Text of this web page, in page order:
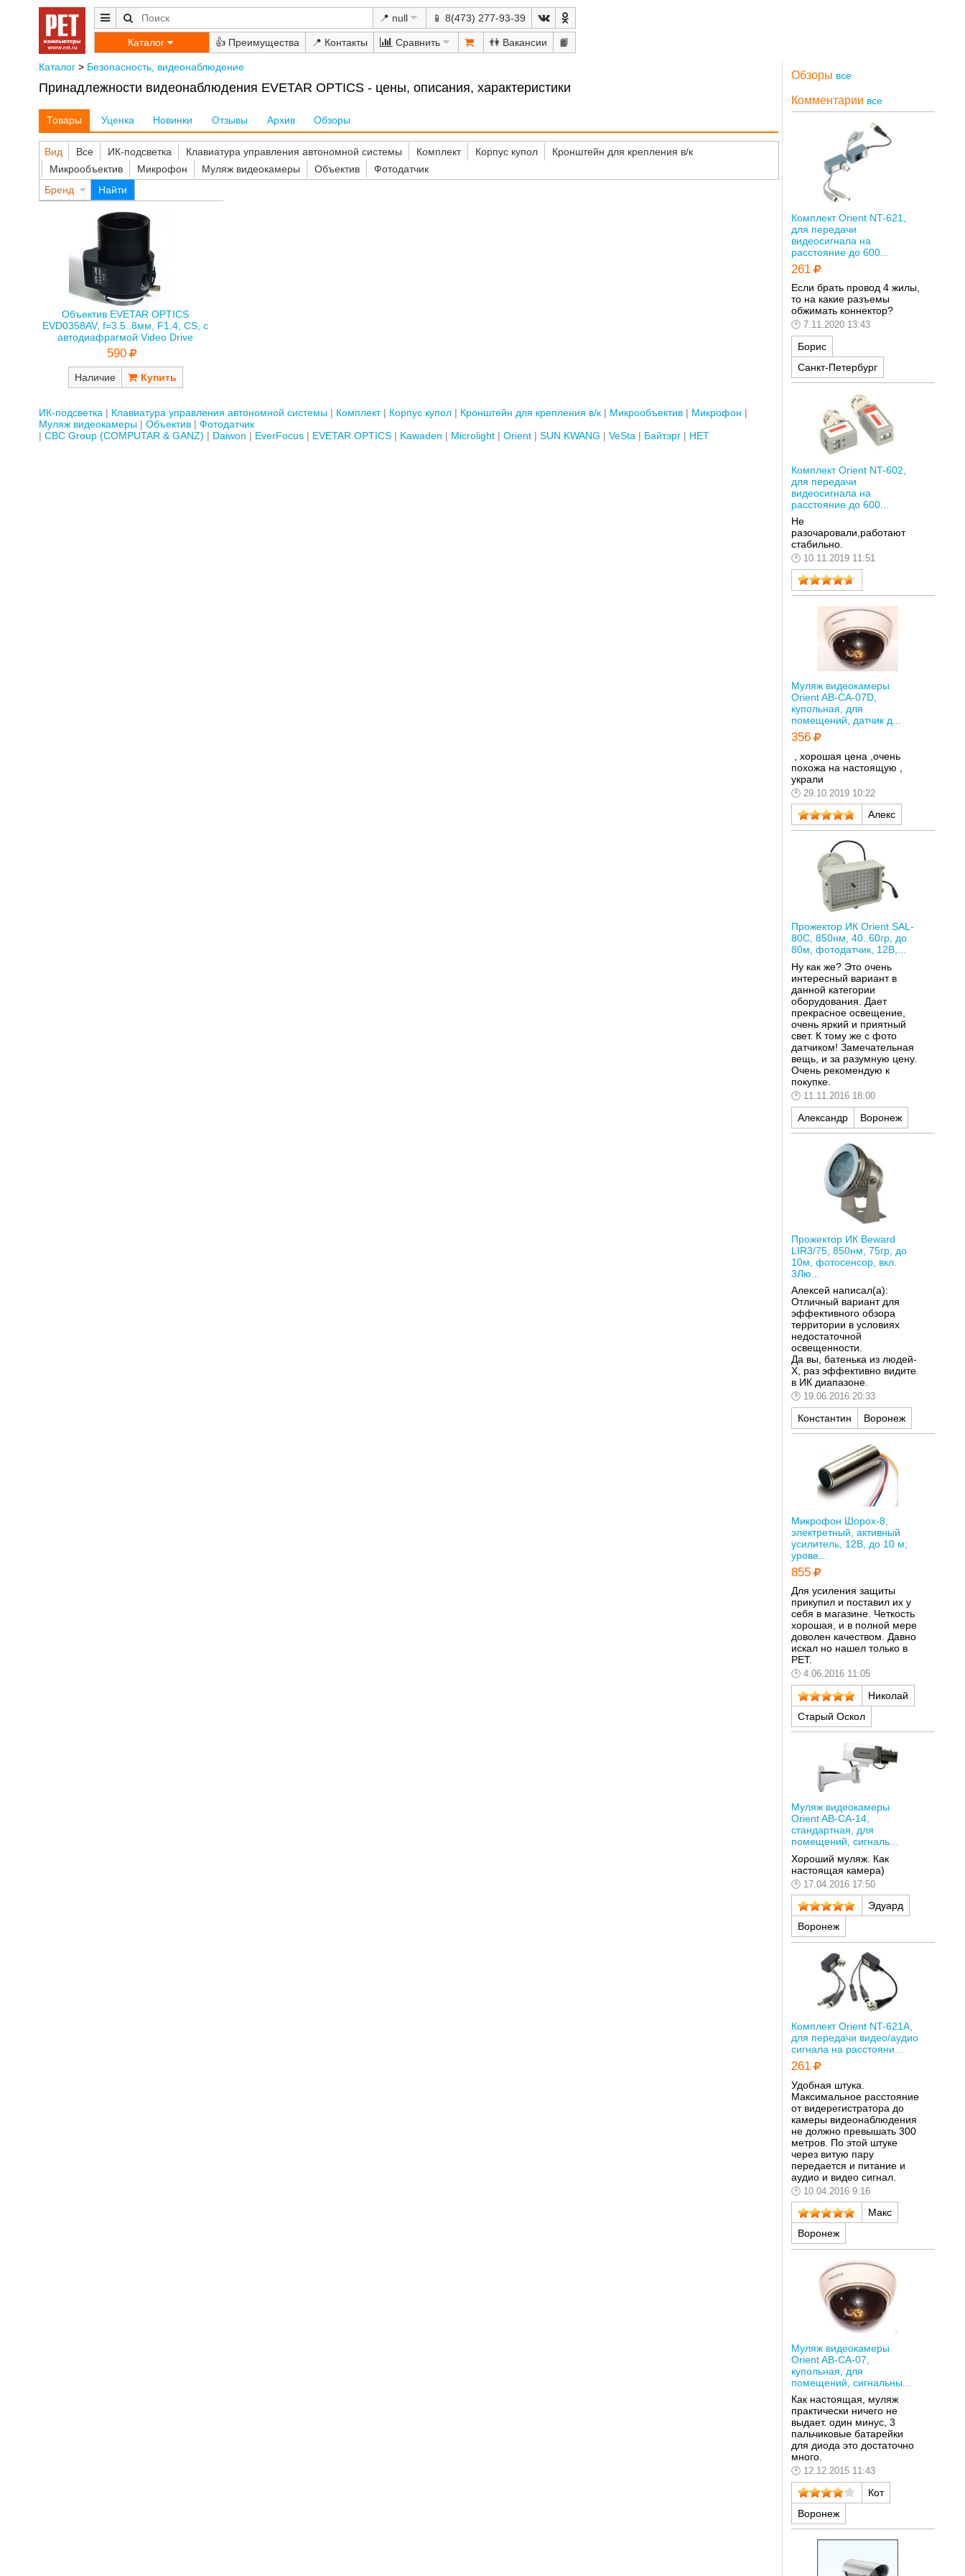
📍 null 📱 8(473) 277-93-39
Каталог 👍 📍 Сравнить 👫 📙
Каталог> Безопасность, видеонаблюдение
Принадлежности видеонаблюдения EVETAR OPTICS - цены, описания, характеристики
Товары Уценка Новинки Отзывы Архив Обзоры
Вид Все ИК-подсветка Клавиатура управления автономной системы Комплект Корпус купол
Кронштейн для крепления в/к
Микрообъектив
Микрофон Муляж видеокамеры Объектив
Фотодатчик
Бренд
Найти
Объектив EVETAR OPTICS
EVD0358AV, f=3.5..8мм, F1.4, CS, с
автодиафрагмой Video Drive
590
Наличие
ИК-подсветка Клавиатура управления автономной системы Комплект Корпус купол Кронштейн для крепления в/к Микрообъектив
Микрофон
Муляж видеокамеры
Объектив
Фотодатчик
CBC Group (COMPUTAR & GANZ)
Daiwon EverFocus EVETAR OPTICS Kawaden Microlight Orient SUN KWANG VeSta Байтэрг НЕТ
Обзоры все
Комментарии все
Комплект Orient NT-621,
для передачи
видеосигнала на
расстояние до 600...
261
Если брать провод 4 жилы,
то на какие разъемы
обжимать коннектор?
7.11.2020 13:43
Борис
Санкт-Петербург
Комплект Orient NT-602,
для передачи
видеосигнала на
расстояние до 600...
Не
разочаровали,работают
стабильно.
10.11.2019 11:51
Муляж видеокамеры
Orient AB-CA-07D,
купольная, для
помещений, датчик д...
356
, хорошая цена , очень
похожа на настоящую ,
украли
29.10.2019 10:22
Алекс
Прожектор ИК Orient SAL-
80C, 850нм, 40..60гр, до
80м, фотодатчик, 12В,...
Ну как же? Это очень
интересный вариант в
данной категории
оборудования. Дает
прекрасное освещение,
очень яркий и приятный
свет. К тому же с фото
датчиком! Замечательная
вещь, и за разумную цену.
Очень рекомендую к
покупке.
11.11.2016 18:00
Александр Воронеж
Прожектор ИК Beward
LIR3/75, 850нм, 75гр, до
10м, фотосенсор, вкл.
3Лю...
Алексей написал(а):
Отличный вариант для
эффективного обзора
территории в условиях
недостаточной
освещенности.
Да вы, батенька из людей-
Х, раз эффективно видите
в ИК диапазоне.
19.06.2016 20:33
Константин Воронеж
Микрофон Шорох-8,
электретный, активный
усилитель, 12В, до 10 м;
урове...
855
Для усиления защиты
прикупил и поставил их у
себя в магазине. Четкость
хорошая, и в полной мере
доволен качеством. Давно
искал но нашел только в
РЕТ.
4.06.2016 11:05
Николай
Старый Оскол
Муляж видеокамеры
Orient AB-CA-14,
стандартная, для
помещений, сигналь...
Хороший муляж. Как
настоящая камера)
17.04.2016 17:50
Эдуард
Воронеж
Комплект Orient NT-621A,
для передачи видео/аудио
сигнала на расстояни...
261
Удобная штука.
Максимальное расстояние
от видерегистратора до
камеры видеонаблюдения
не должно превышать 300
метров. По этой штуке
через витую пару
передается и питание и
аудио и видео сигнал.
10.04.2016 9:16
Макс
Воронеж
Муляж видеокамеры
Orient AB-CA-07,
купольная, для
помещений, сигнальны...
Как настоящая, муляж
практически ничего не
выдает. один минус, 3
пальчиковые батарейки
для диода это достаточно
много.
12.12.2015 11:43
Кот
Воронеж